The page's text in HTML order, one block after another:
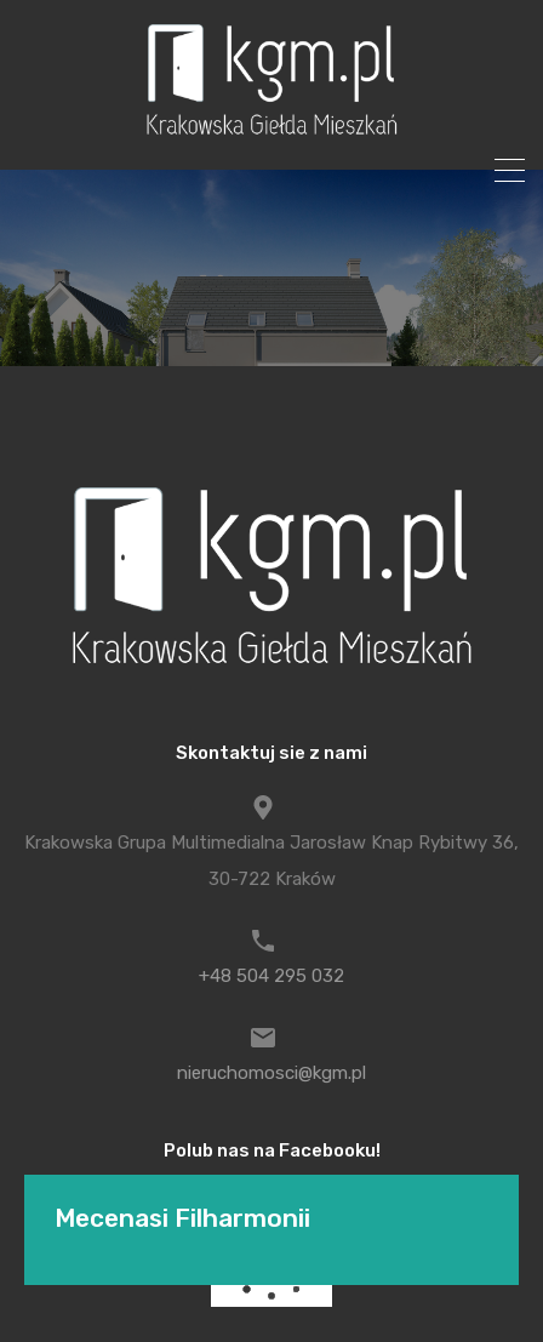
Mecenasi Filharmonii
Skontaktuj sie z nami
Krakowska Grupa Multimedialna Jarosław Knap Rybitwy 36,
30-722 Kraków
+48 504 295 032
nieruchomosci@kgm.pl
Polub nas na Facebooku!